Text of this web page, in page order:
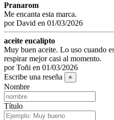
Pranarom
Me encanta esta marca.
porDavid en 01/03/2026
aceite eucalipto
Muy buen aceite. Lo uso cuando
respirar mejor casi al momento.
porToñi en 01/03/2026
Escribe una reseña
×
Nombre
Título